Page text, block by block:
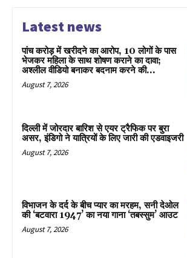
Latest news
पांच करोड़ में खरीदने का आरोप, 10 लोगों के पास
भेजकर महिला के साथ शोषण कराने का दावा;
अश्लील वीडियो बनाकर बदनाम करने की...
August 7, 2026
दिल्ली में जोरदार बारिश से एयर ट्रैफिक पर बुरा
असर, इंडिगो ने यात्रियों के लिए जारी की एडवाइजरी
August 7, 2026
विभाजन के दर्द के बीच प्यार का मरहम, सनी देओल
की ‘बटवारा 1947’ का नया गाना ‘तबस्सुम’ आउट
August 7, 2026